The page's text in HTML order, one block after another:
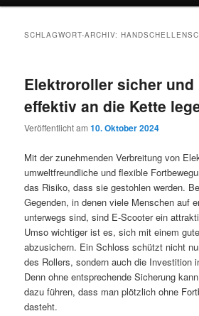
SCHLAGWORT-ARCHIV:
Elektroroller sicher und
effektiv an die Kette
Veröffentlicht am10. Oktober 2024
Mit der zunehmenden Verbreitung von
umweltfreundliche und flexible
das Risiko, dass sie gestohlen werden.
Gegenden, in denen viele Menschen auf
unterwegs sind, sind E-Scooter ein
Umso wichtiger ist es, sich mit einem
abzusichern. Ein Schloss schützt nicht
des Rollers, sondern auch die Investition
Denn ohne entsprechende Sicherung
dazu führen, dass man plötzlich ohne
dasteht.